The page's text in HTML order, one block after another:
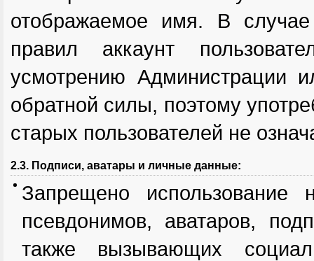
отображаемое имя. В
правил аккаунт
усмотрению Администрации
обратной силы, поэтому
старых пользователей не
2.3. Подписи, аватары и личные данные:
Запрещено использование
псевдонимов, аватаров,
также вызывающих